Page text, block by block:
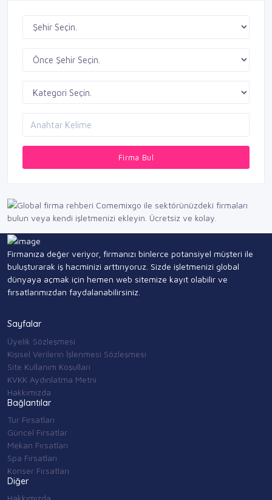
Firma Bul
Firmanıza değer veriyor, firmanızı binlerce potansiyel müşteri ile
buluşturarak iş hacminizi arttırıyoruz. Sizde işletmenizi global
dünyaya açmak için hemen web sitemize kayıt olabilir ve
fırsatlarımızdan faydalanabilirsiniz.
Sayfalar
Üyelik Sözleşmesi
Kişisel Verilerin İşlenmesi Sözleşmesi
Site Kullanım Koşulları
KVKK Aydınlatma Metni
Hakkımızda
Bağlantılar
Tur Fırsatları
Güncel Fırsatlar
Mekan Fırsatları
Spa Fırsatları
Konser Fırsatları
Diğer